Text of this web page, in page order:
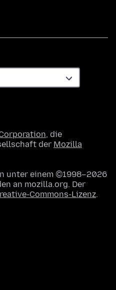
, die
der Mozilla
unter einem ©1998–2026
an mozilla.org. Der
Commons-Lizenz.